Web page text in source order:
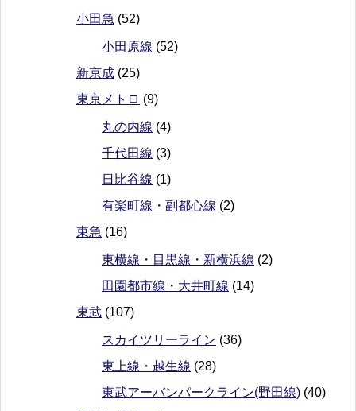
小田急 (52)
小田原線 (52)
新京成 (25)
東京メトロ (9)
丸の内線 (4)
千代田線 (3)
日比谷線 (1)
有楽町線・副都心線 (2)
東急 (16)
東横線・目黒線・新横浜線 (2)
田園都市線・大井町線 (14)
東武 (107)
スカイツリーライン (36)
東上線・越生線 (28)
東武アーバンパークライン(野田線) (40)